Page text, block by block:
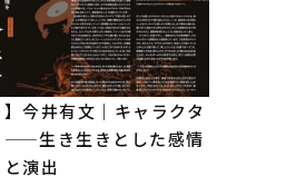
】今井有文｜キャラクタ
——生き生きとした感情
演出